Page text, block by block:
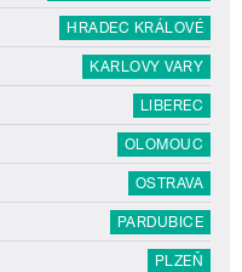
HRADEC KRÁLOVÉ
KARLOVY VARY
LIBEREC
OLOMOUC
OSTRAVA
PARDUBICE
PLZEŇ